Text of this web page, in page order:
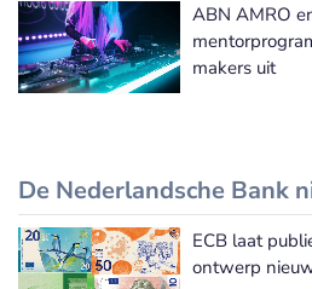
ABN AMRO
makers uit
De Nederlandsche Bank
De
ECB laat
ontwerp